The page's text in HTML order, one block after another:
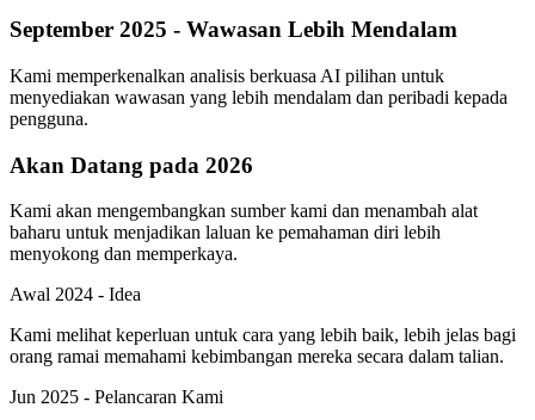
September 2025 - Wawasan Lebih Mendalam
Kami memperkenalkan analisis berkuasa AI pilihan untuk
menyediakan wawasan yang lebih mendalam dan peribadi kepada
pengguna.
Akan Datang pada 2026
Kami akan mengembangkan sumber kami dan menambah alat
baharu untuk menjadikan laluan ke pemahaman diri lebih
menyokong dan memperkaya.
Awal 2024 - Idea
Kami melihat keperluan untuk cara yang lebih baik, lebih jelas bagi
orang ramai memahami kebimbangan mereka secara dalam talian.
Jun 2025 - Pelancaran Kami